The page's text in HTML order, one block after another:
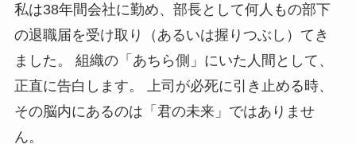
私は38年間会社に勤め、部長として何人もの部下
の退職届を受け取り（あるいは握りつぶし）てき
ました。 組織の「あちら側」にいた人間として、
正直に告白します。 上司が必死に引き止める時、
その脳内にあるのは「君の未来」ではありませ
ん。